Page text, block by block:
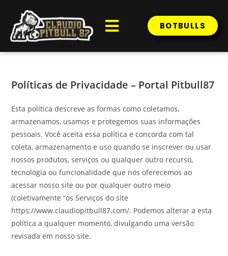
BOTBULLS
Políticas de Privacidade – Portal Pitbull87
Esta política descreve as formas como coletamos,
armazenamos, usamos e protegemos suas informações
pessoais. Você aceita essa política e concorda com tal
coleta, armazenamento e uso quando se inscrever ou usar
nossos produtos, serviços ou qualquer outro recurso,
tecnologia ou funcionalidade que nós oferecemos ao
acessar nosso site ou por qualquer outro meio
(coletivamente “os Serviços do site
https://www.claudiopitbull87.com/. Podemos alterar a esta
política a qualquer momento, divulgando uma versão
revisada em nosso site.